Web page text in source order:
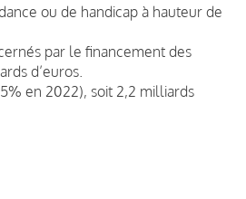
ou de handicap à hauteur de
par le financement des
d’euros.
en 2022), soit 2,2 milliards